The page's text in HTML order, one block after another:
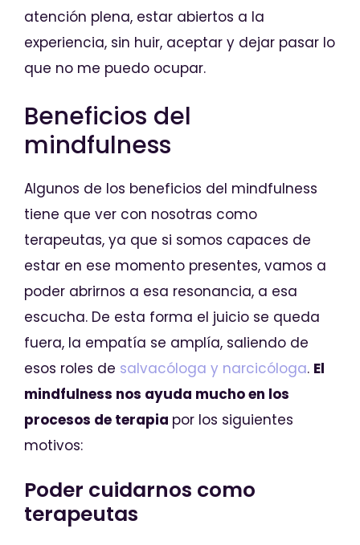
atención plena, estar abiertos a la
experiencia, sin huir, aceptar y dejar pasar lo
que no me puedo ocupar.
Beneficios del
mindfulness
Algunos de los beneficios del mindfulness
tiene que ver con nosotras como
terapeutas, ya que si somos capaces de
estar en ese momento presentes, vamos a
poder abrirnos a esa resonancia, a esa
escucha. De esta forma el juicio se queda
fuera, la empatía se amplía, saliendo de
esos roles de salvacóloga y narcicóloga. El
mindfulness nos ayuda mucho en los
procesos de terapia por los siguientes
motivos:
Poder cuidarnos como
terapeutas